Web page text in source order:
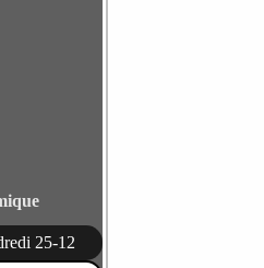
25-12